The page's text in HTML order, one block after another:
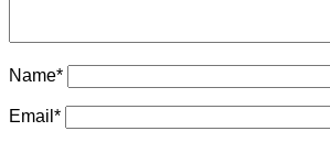
Name*
Email *